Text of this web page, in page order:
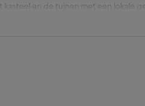
en de tuinen met een lokale